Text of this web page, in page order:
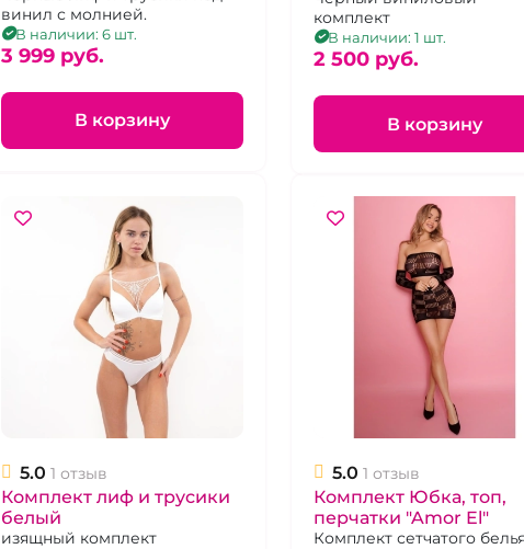
44
винил с молнией.
В наличии: 6 шт.
3 999 pуб.
В корзину
комплект
В наличии: 1 шт.
2 500 pуб.
В корзину
5.0 1 отзыв
Комплект лиф и трусики
белый
изящный комплект
5.0 1 отзыв
Комплект Юбка, топ,
перчатки "Amor El"
Комплект сетчатого